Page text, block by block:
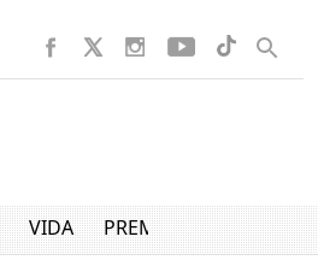
VIDA PREMIUM